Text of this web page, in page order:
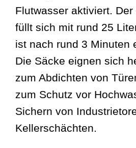
Flutwasser aktiviert.
füllt sich mit rund 25
ist nach rund 3 Minuten
Die Säcke eignen sich
zum Abdichten von
zum Schutz vor
Sichern von
Kellerschächten.